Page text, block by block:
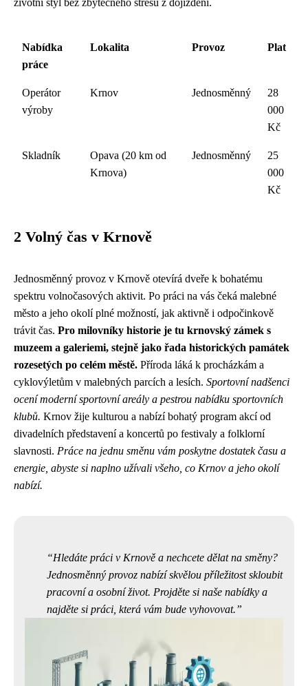
životní styl bez zbytečného stresu z dojíždění.
Nabídka
práce
Lokalita Provoz Plat
Operátor
výroby
Krnov Jednosměnný
28
000
Kč
Skladník
Opava (20 km od
Krnova)
Jednosměnný
25
000
Kč
2 Volný čas v Krnově
Jednosměnný provoz v Krnově otevírá dveře k bohatému
spektru volnočasových aktivit. Po práci na vás čeká malebné
město a jeho okolí plné možností, jak aktivně i odpočinkově
trávit čas. Pro milovníky historie je tu krnovský zámek s
muzeem a galeriemi, stejně jako řada historických památek
rozesetých po celém městě. Příroda láká k procházkám a
cyklovýletům v malebných parcích a lesích. Sportovní nadšenci
ocení moderní sportovní areály a pestrou nabídku sportovních
klubů. Krnov žije kulturou a nabízí bohatý program akcí od
divadelních představení a koncertů po festivaly a folklorní
slavnosti. Práce na jednu směnu vám poskytne dostatek času a
energie, abyste si naplno užívali všeho, co Krnov a jeho okolí
nabízí.
Hledáte práci v Krnově a nechcete dělat na směny?
Jednosměnný provoz nabízí skvělou příležitost skloubit
pracovní a osobní život. Projděte si naše nabídky a
najděte si práci, která vám bude vyhovovat.